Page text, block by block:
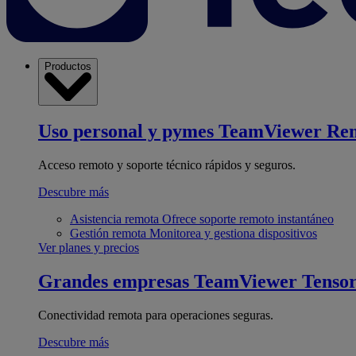
Productos
Uso personal y pymes TeamViewer
Acceso remoto y soporte técnico rápidos y seguros.
Descubre más
Asistencia remota Ofrece soporte remoto instantáneo
Gestión remota Monitorea y gestiona dispositivos
Ver planes y precios
Grandes empresas TeamViewer Tensor
Conectividad remota para operaciones seguras.
Descubre más